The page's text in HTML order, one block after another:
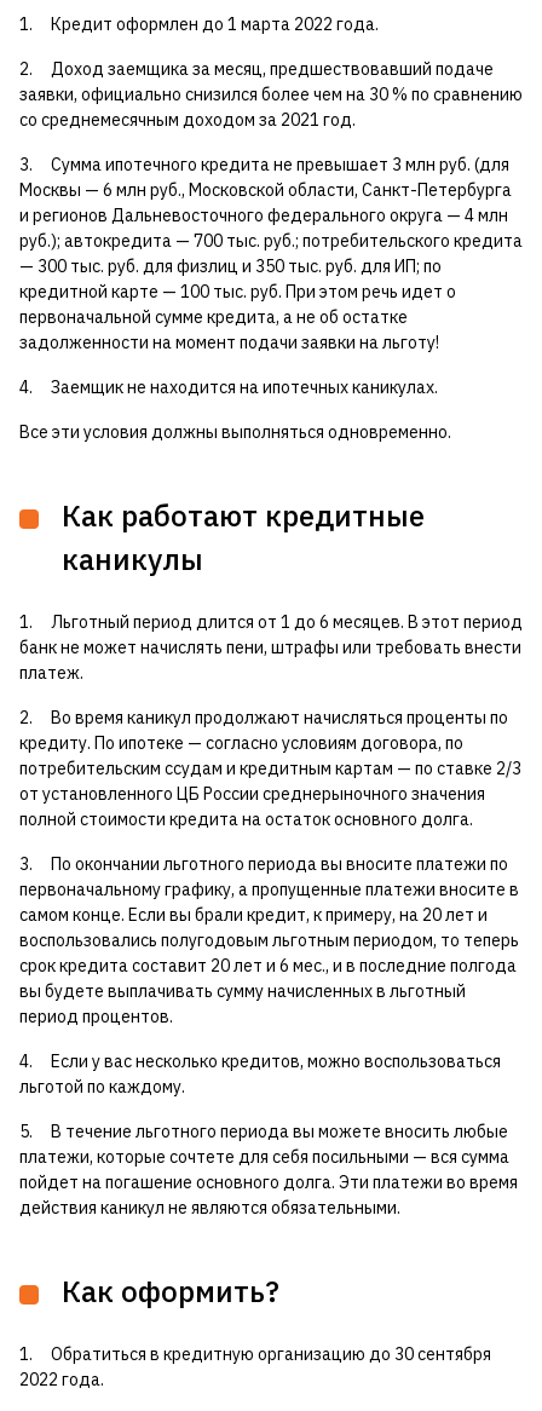
1. Кредит оформлен до 1 марта 2022 года.
2. Доход заемщика за месяц, предшествовавший подаче
заявки, официально снизился более чем на 30 % по сравнению
со среднемесячным доходом за 2021 год.
3. Сумма ипотечного кредита не превышает 3 млн руб. (для
Москвы — 6 млн руб., Московской области, Санкт-Петербурга
и регионов Дальневосточного федерального округа — 4 млн
руб.); автокредита — 700 тыс. руб.; потребительского кредита
— 300 тыс. руб. для физлиц и 350 тыс. руб. для ИП; по
кредитной карте — 100 тыс. руб. При этом речь идет о
первоначальной сумме кредита, а не об остатке
задолженности на момент подачи заявки на льготу!
4. Заемщик не находится на ипотечных каникулах.
Все эти условия должны выполняться одновременно.
Как работают кредитные
каникулы
1. Льготный период длится от 1 до 6 месяцев. В этот период
банк не может начислять пени, штрафы или требовать внести
платеж.
2. Во время каникул продолжают начисляться проценты по
кредиту. По ипотеке — согласно условиям договора, по
потребительским ссудам и кредитным картам — по ставке 2/3
от установленного ЦБ России среднерыночного значения
полной стоимости кредита на остаток основного долга.
3. По окончании льготного периода вы вносите платежи по
первоначальному графику, а пропущенные платежи вносите в
самом конце. Если вы брали кредит, к примеру, на 20 лет и
воспользовались полугодовым льготным периодом, то теперь
срок кредита составит 20 лет и 6 мес., и в последние полгода
вы будете выплачивать сумму начисленных в льготный
период процентов.
4. Если у вас несколько кредитов, можно воспользоваться
льготой по каждому.
5. В течение льготного периода вы можете вносить любые
платежи, которые сочтете для себя посильными — вся сумма
пойдет на погашение основного долга. Эти платежи во время
действия каникул не являются обязательными.
Как оформить?
1. Обратиться в кредитную организацию до 30 сентября
2022 года.